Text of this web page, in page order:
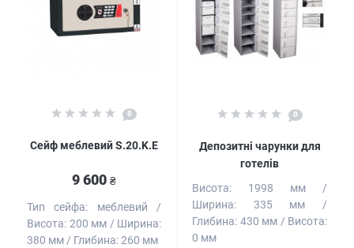
0
Сейф меблевий S.20.K.E
9 600 ₴
Тип сейфа:
меблевий
Висота: 200 мм
Ширина:
380 мм
Глибина:260 мм
0
Депозитні чарунки для
готелів
Висота:
1998 мм
Ширина:
335 мм
Глибина: 430 мм
Висота:
0 мм